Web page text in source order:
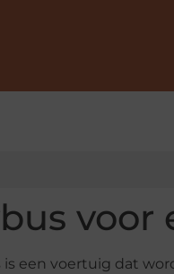
voor
is een voertuig dat